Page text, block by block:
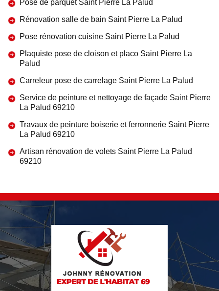
Pose de parquet Saint Pierre La Palud
Rénovation salle de bain Saint Pierre La Palud
Pose rénovation cuisine Saint Pierre La Palud
Plaquiste pose de cloison et placo Saint Pierre La
Palud
Carreleur pose de carrelage Saint Pierre La Palud
Service de peinture et nettoyage de façade Saint Pierre
La Palud 69210
Travaux de peinture boiserie et ferronnerie Saint Pierre
La Palud 69210
Artisan rénovation de volets Saint Pierre La Palud
69210